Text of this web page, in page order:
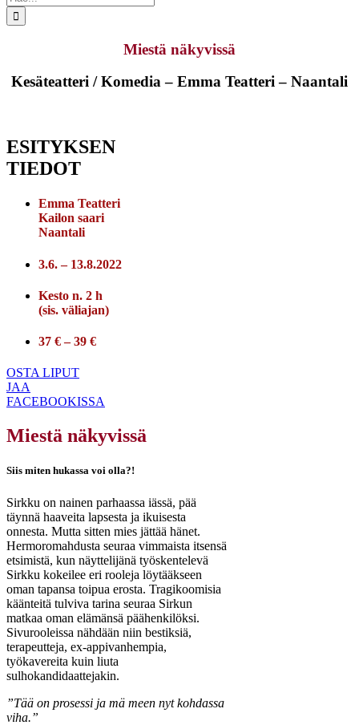
...
Miestä näkyvissä
Kesäteatteri / Komedia – Emma Teatteri – Naantali
ESITYKSEN
TIEDOT
Emma Teatteri
Kailon saari
Naantali
3.6. – 13.8.2022
Kesto n. 2 h
(sis. väliajan)
37 € – 39 €
OSTA LIPUT
JAA
FACEBOOKISSA
Miestä näkyvissä
Siis miten hukassa voi olla?!
Sirkku on nainen parhaassa iässä, pää
täynnä haaveita lapsesta ja ikuisesta
onnesta. Mutta sitten mies jättää hänet.
Hermoromahdusta seuraa vimmaista itsensä
etsimistä, kun näyttelijänä työskentelevä
Sirkku kokeilee eri rooleja löytääkseen
oman tapansa toipua erosta. Tragikoomisia
käänteitä tulviva tarina seuraa Sirkun
matkaa oman elämänsä päähenkilöksi.
Sivurooleissa nähdään niin bestiksiä,
terapeutteja, ex-appivanhempia,
työkavereita kuin liuta
sulhokandidaattejakin.
”Tää on prosessi ja mä meen nyt kohdassa
viha.”